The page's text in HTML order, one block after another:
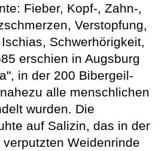
Fieber, Kopf-, Zahn-,
Verstopfung,
Schwerhörigkeit,
erschien in Augsburg
in der 200 Bibergeil-
alle menschlichen
wurden. Die
auf Salizin, das in der
Weidenrinde